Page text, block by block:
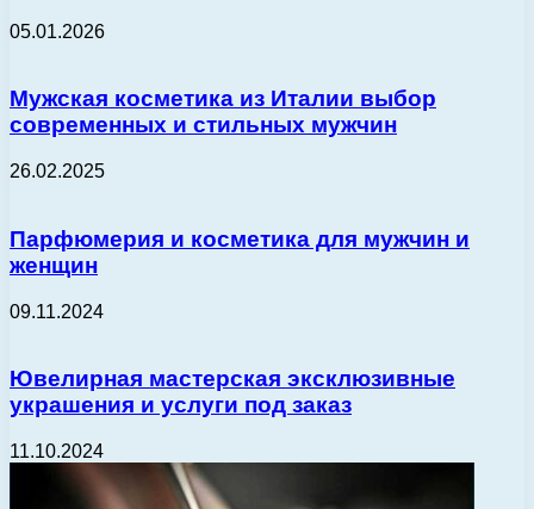
05.01.2026
Мужская косметика из Италии выбор
современных и стильных мужчин
26.02.2025
Парфюмерия и косметика для мужчин и
женщин
09.11.2024
Ювелирная мастерская эксклюзивные
украшения и услуги под заказ
11.10.2024